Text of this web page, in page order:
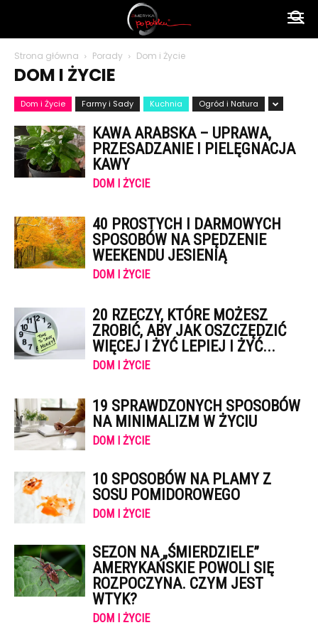
polsku
Strona główna Porady Dom i Życie
DOM I ŻYCIE
Dom i Życie Farmy i Sady Kuchnia Ogród i Natura
KAWA ARABSKA – UPRAWA,
PRZESADZANIE I PIELĘGNACJA
KAWY
DOM I ŻYCIE
40 PROSTYCH I DARMOWYCH
SPOSOBÓW NA SPĘDZENIE
WEEKENDU JESIENIĄ
DOM I ŻYCIE
20 RZECZY, KTÓRE MOŻESZ
ZROBIĆ, ABY JAK OSZCZĘDZIĆ
WIĘCEJ I ŻYĆ LEPIEJ I ŻYĆ...
DOM I ŻYCIE
19 SPRAWDZONYCH SPOSOBÓW
NA MINIMALIZM W ŻYCIU
DOM I ŻYCIE
10 SPOSOBÓW NA PLAMY Z
SOSU POMIDOROWEGO
DOM I ŻYCIE
SEZON NA „ŚMIERDZIELE”
AMERYKAŃSKIE POWOLI SIĘ
ROZPOCZYNA. CZYM JEST
WTYK?
DOM I ŻYCIE